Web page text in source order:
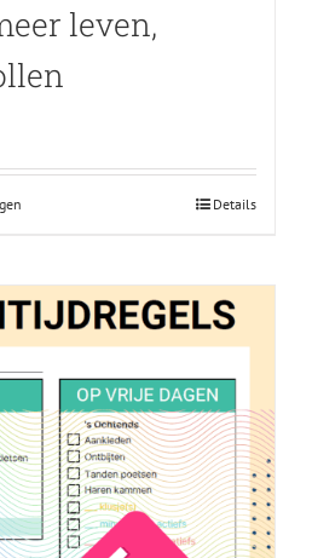
leven,
Details